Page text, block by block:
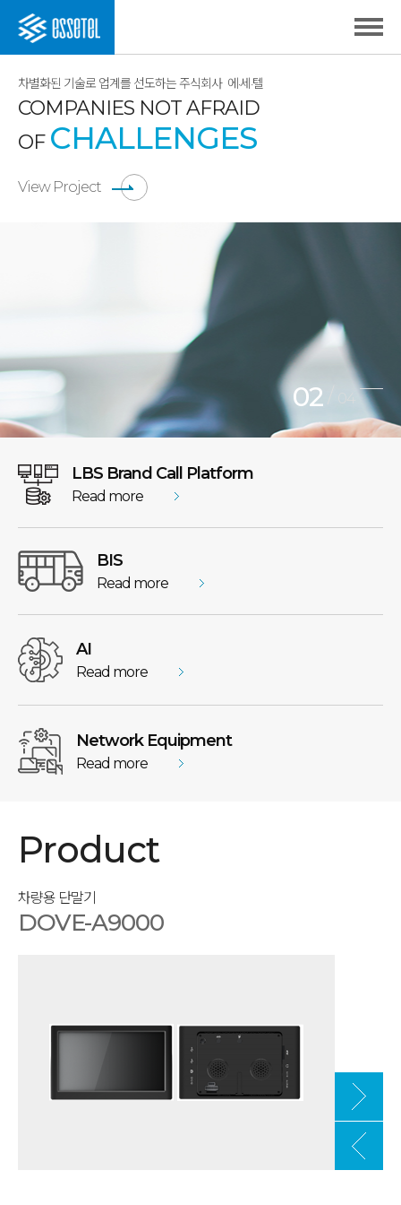
차별화된 기술로 업계를 선도하는 주식회사 에·세·텔
COMPANIES NOT AFRAID
OF CHALLENGES
View Project
02
LBS Brand Call Platform
Read more
BIS
Read more
AI
Read more
Network Equipment
Read more
Product
차량용 단말기
DOVE-A9000